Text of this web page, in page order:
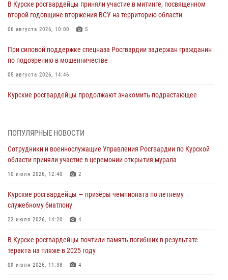
В Курске росгвардейцы приняли участие в митинге, посвященном
второй годовщине вторжения ВСУ на территорию области
06 августа 2026, 10:00 5
При силовой поддержке спецназа Росгвардии задержан гражданин
по подозрению в мошенничестве
05 августа 2026, 14:46
Курские росгвардейцы продолжают знакомить подрастающее
оздоровительных лагерях
05 августа 2026, 09:51
сбыта крупной партии наркотиков
04 августа 2026, 12:52
85 владельцев оружия
04 августа 2026, 07:00
ПОПУЛЯРНЫЕ НОВОСТИ
Сотрудники и военнослужащие Управления Росгвардии по Курской
области приняли участие в церемонии открытия мурала
10 июля 2026, 12:40 2
Курские росгвардейцы — призёры чемпионата по летнему
служебному биатлону
22 июля 2026, 14:20 4
В Курске росгвардейцы почтили память погибших в результате
теракта на пляже в 2025 году
09 июля 2026, 11:38 4